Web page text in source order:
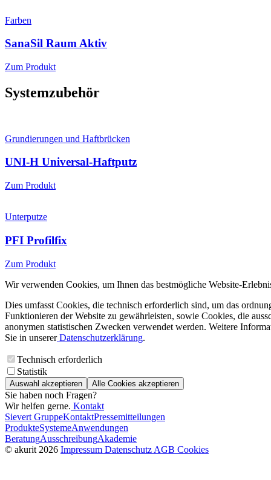
Farben
SanaSil Raum Aktiv
Zum Produkt
Systemzubehör
Grundierungen und Haftbrücken
UNI-H Universal-Haftputz
Zum Produkt
Unterputze
PFI Profilfix
Zum Produkt
Wir verwenden Cookies, um Ihnen das bestmögliche Website-
Dies umfasst Cookies, die technisch erforderlich sind, um das
Funktionieren der Website zu gewährleisten, sowie Cookies, die
anonymen statistischen Zwecken verwendet werden. Weitere
Sie in unsererDatenschutzerklärung.
Technisch erforderlich
Statistik
Auswahl akzeptieren Alle Cookies akzeptieren
Sie haben noch Fragen?
Wir helfen gerne. Kontakt
Sievert GruppeKontaktPressemitteilungen
ProdukteSystemeAnwendungen
BeratungAusschreibungAkademie
© akurit 2026 Impressum Datenschutz AGB Cookies